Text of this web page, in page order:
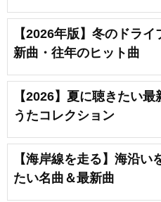
【2026年版】冬のドラ
新曲・往年のヒット曲
【2026】夏に聴きたい
うたコレクション
【海岸線を走る】海沿い
たい名曲＆最新曲